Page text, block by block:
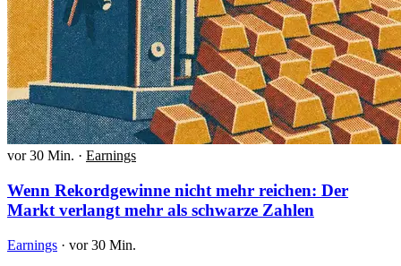
vor 30 Min. · Earnings
Wenn Rekordgewinne nicht mehr reichen: Der
Markt verlangt mehr als schwarze Zahlen
Earnings · vor 30 Min.